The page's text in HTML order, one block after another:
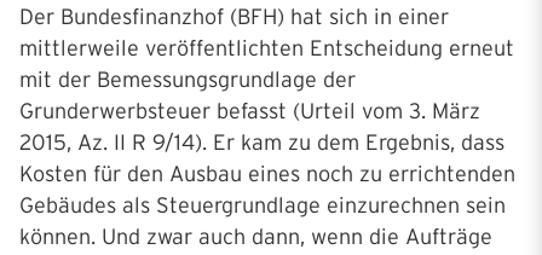
Der Bundesfinanzhof (BFH) hat sich in einer
mittlerweile veröffentlichten Entscheidung erneut
mit der Bemessungsgrundlage der
Grunderwerbsteuer befasst (Urteil vom 3. März
2015, Az. II R 9/14). Er kam zu dem Ergebnis, dass
Kosten für den Ausbau eines noch zu errichtenden
Gebäudes als Steuergrundlage einzurechnen sein
können. Und zwar auch dann, wenn die Aufträge